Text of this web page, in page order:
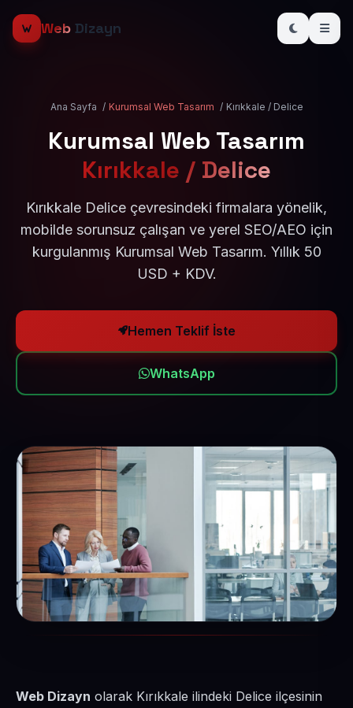
Web Dizayn
Ana Sayfa / Kurumsal Web Tasarım / Kırıkkale / Delice
Kurumsal Web Tasarım
Kırıkkale / Delice
Kırıkkale Delice çevresindeki firmalara yönelik,
mobilde sorunsuz çalışan ve yerel SEO/AEO için
kurgulanmış Kurumsal Web Tasarım. Yıllık 50
USD + KDV.
Hemen Teklif İste
WhatsApp
Web Dizayn olarak Kırıkkale ilindeki Delice ilçesinin